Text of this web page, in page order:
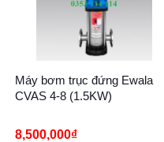
Máy bơm trục đứng Ewala
CVAS 4-8 (1.5KW)
8,500,000₫